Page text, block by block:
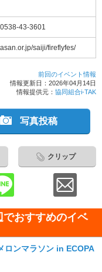
43-3601
saiji/fireflyfes/
前回のイベント情報
情報更新日：2026年04月14日
情報提供元： 協同組合i-TAK
写真投稿
クリップ
おすすめのイベ
ロンマラソン in ECOPA